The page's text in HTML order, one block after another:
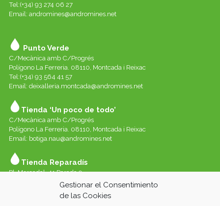
Gestionar el Consentimiento
de las Cookies
Tel:(+34) 93 274 06 27
Email: andromines@andromines.net
Punto Verde
C/Mecànica amb C/Progrés
Polígono La Ferreria. 08110, Montcada i Reixac
Tel:(+34) 93 564 41 57
Email: deixalleria.montcada@andromines.net
Tienda ‘Un poco de todo’
C/Mecànica amb C/Progrés
Polígono La Ferreria. 08110, Montcada i Reixac
Email: botiga.nau@andromines.net
Tienda Reparadís
Pl. Mercadal, 41 Parada 9
Galerías del Mercado de Sant Andreu. 08030 Barcelona
reparadis@andromines.net